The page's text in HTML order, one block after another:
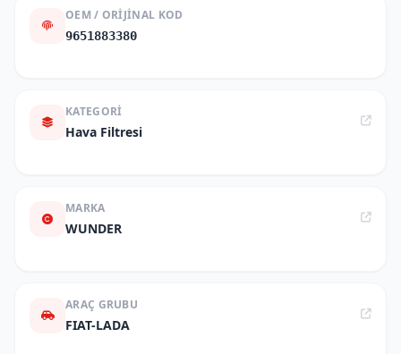
OEM / ORIJINAL KOD
9651883380
KATEGORI
Hava Filtresi
MARKA
WUNDER
ARAÇ GRUBU
FIAT-LADA